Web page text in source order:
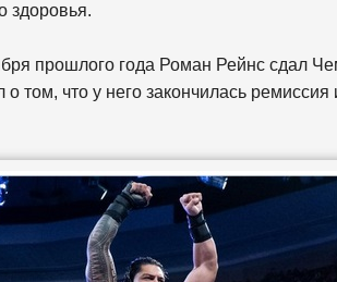
здоровья.
прошлого года Роман Рейнс сдал
о том, что у него закончилась ремиссия